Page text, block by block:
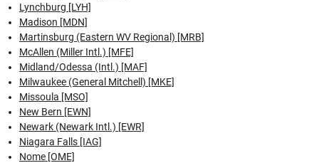
Lynchburg [LYH]
Madison [MDN]
Martinsburg (Eastern WV Regional) [MRB]
McAllen (Miller Intl.) [MFE]
Midland/Odessa (Intl.) [MAF]
Milwaukee (General Mitchell) [MKE]
Missoula [MSO]
New Bern [EWN]
Newark (Newark Intl.) [EWR]
Niagara Falls [IAG]
Nome [OME]